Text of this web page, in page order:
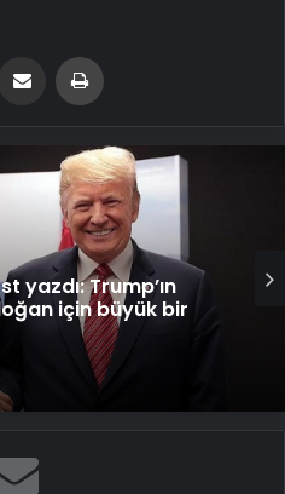
Email'den paylaş
yazdı: Trump’ın
için büyük bir